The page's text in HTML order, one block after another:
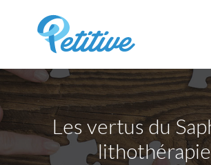
Les vertus du
lithothérapie